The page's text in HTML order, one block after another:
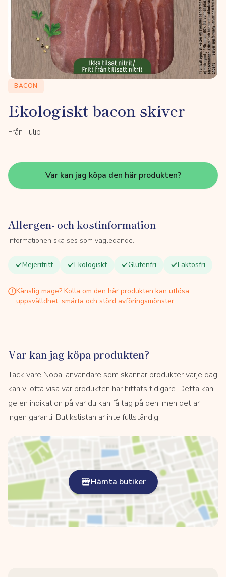
BACON
Ekologiskt bacon skiver
Från Tulip
Var kan jag köpa den här produkten?
Allergen- och kostinformation
Informationen ska ses som vägledande.
Mejerifritt Ekologiskt Glutenfri Laktosfri
Känslig mage? Kolla om den här produkten kan utlösa
uppsvälldhet, smärta och störd avföringsmönster.
Var kan jag köpa produkten?
Tack vare Noba-användare som skannar produkter varje dag
kan vi ofta visa var produkten har hittats tidigare. Detta kan
ge en indikation på var du kan få tag på den, men det är
ingen garanti. Butikslistan är inte fullständig.
Hämta butiker